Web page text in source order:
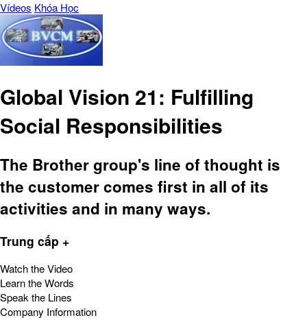
Vídeos Khóa Học
Global Vision 21: Fulfilling
Social Responsibilities
The Brother group's line of thought is
the customer comes first in all of its
activities and in many ways.
Trung cấp +
Watch the Video
Learn the Words
Speak the Lines
Company Information